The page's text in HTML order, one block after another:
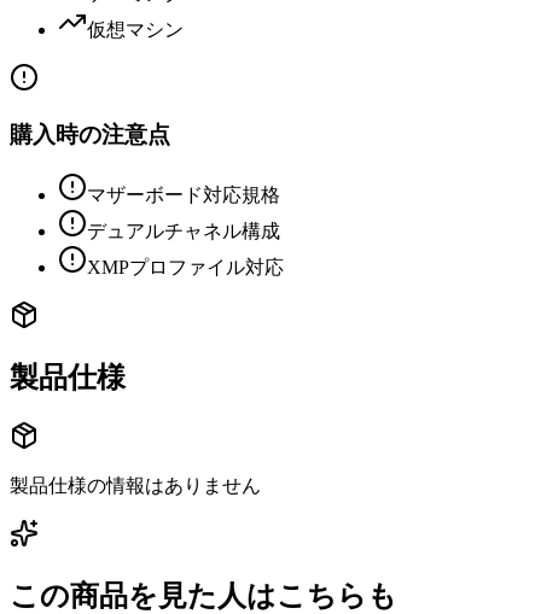
仮想マシン
購入時の注意点
マザーボード対応規格
デュアルチャネル構成
XMPプロファイル対応
製品仕様
製品仕様の情報はありません
この商品を見た人はこちらも